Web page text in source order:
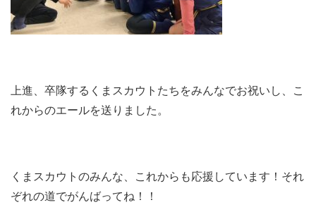
上進、卒隊するくまスカウトたちをみんなでお祝いし、こ
れからのエールを送りました。
くまスカウトのみんな、これからも応援しています！それ
ぞれの道でがんばってね！！